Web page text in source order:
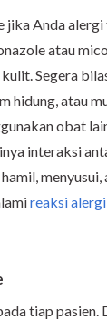
jika Anda
atau
Segera
hidung, atau
obat
interaksi
reaksi
tiap pasien.